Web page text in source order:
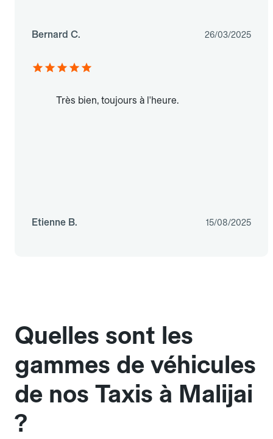
Bernard C. 26/03/2025
Très bien, toujours à l'heure.
Etienne B. 15/08/2025
Quelles sont les
gammes de véhicules
de nos Taxis à Malijai
?